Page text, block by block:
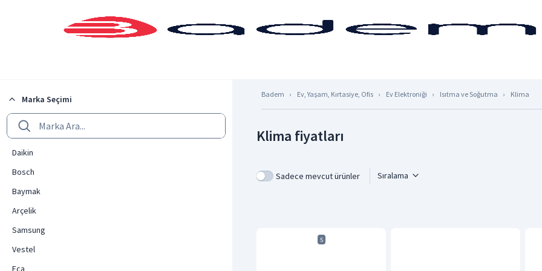
Marka Seçimi
Daikin
Bosch
Baymak
Arçelik
Samsung
Vestel
Eca
Badem Ev, Yaşam, Kırtasiye, Ofis Ev Elektroniği Isıtma ve Soğutma Klima
Klima fiyatları
Sadece mevcut ürünler Sıralama
5